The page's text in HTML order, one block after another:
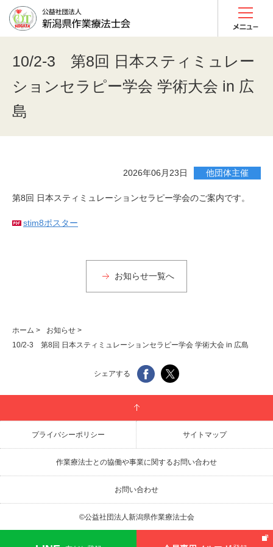
10/2-3 第8回 日本スティミュレー
ションセラピー学会 学術大会 in 広
島
2026年06月23日 他団体主催
第8回 日本スティミュレーションセラピー学会のご案内です。
stim8ポスター
お知らせ一覧へ
ホーム > お知らせ >
10/2-3 第8回 日本スティミュレーションセラピー学会 学術大会 in 広島
シェアする
プライバシーポリシー サイトマップ
作業療法士との協働や事業に関するお問い合わせ
お問い合わせ
©公益社団法人新潟県作業療法士会